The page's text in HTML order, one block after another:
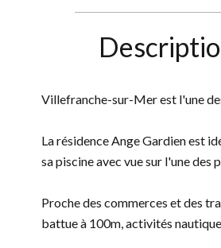
Villefranche-sur-Mer est l'une
La résidence Ange Gardien est
sa piscine avec vue sur l'une des
Proche des commerces et des
battue à 100m, activités